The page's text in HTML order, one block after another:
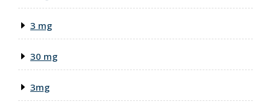
3 mg
30 mg
3mg